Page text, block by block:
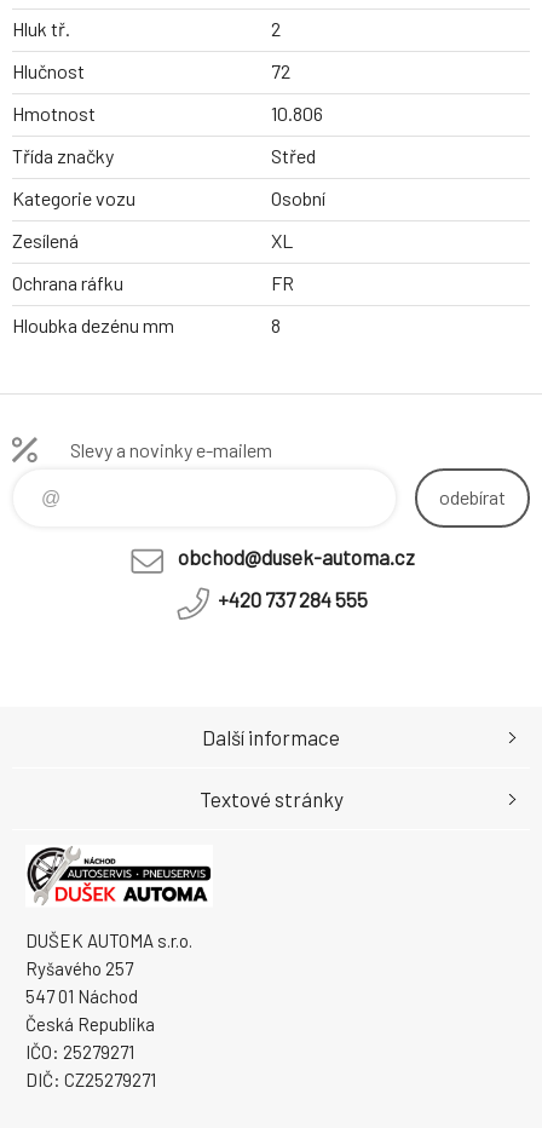
Hluk tř.
2
Hlučnost
72
Hmotnost
10.806
Třída značky
Střed
Kategorie vozu
Osobní
Zesílená
XL
Ochrana ráfku
FR
Hloubka dezénu mm
8
Slevy a novinky e-mailem
odebírat
obchod@dusek-automa.cz
+420 737 284 555
DUŠEK AUTOMA s.r.o.
Ryšavého 257
547 01 Náchod
Česká Republika
IČO: 25279271
DIČ: CZ25279271
Další informace
Textové stránky